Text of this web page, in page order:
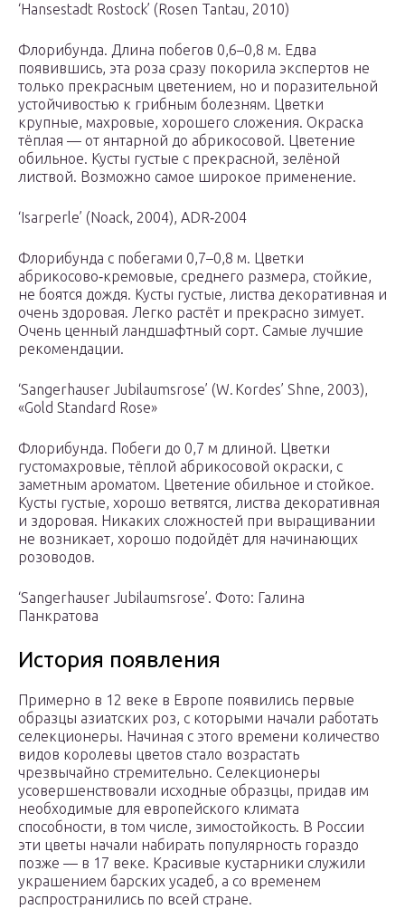
‘Hansestadt Rostock’ (Rosen Tantau, 2010)
Флорибунда. Длина побегов 0,6–0,8 м. Едва
появившись, эта роза сразу покорила экспертов не
только прекрасным цветением, но и поразительной
устойчивостью к грибным болезням. Цветки
крупные, махровые, хорошего сложения. Окраска
тёплая — от янтарной до абрикосовой. Цветение
обильное. Кусты густые с прекрасной, зелёной
листвой. Возможно самое широкое применение.
‘Isarperle’ (Noack, 2004), ADR‑2004
Флорибунда с побегами 0,7–0,8 м. Цветки
абрикосово‑кремовые, среднего размера, стойкие,
не боятся дождя. Кусты густые, листва декоративная и
очень здоровая. Легко растёт и прекрасно зимует.
Очень ценный ландшафтный сорт. Самые лучшие
рекомендации.
‘Sangerhauser Jubilaumsrose’ (W. Kordes’ Shne, 2003),
«Gold Standard Rose»
Флорибунда. Побеги до 0,7 м длиной. Цветки
густомахровые, тёплой абрикосовой окраски, с
заметным ароматом. Цветение обильное и стойкое.
Кусты густые, хорошо ветвятся, листва декоративная
и здоровая. Никаких сложностей при выращивании
не возникает, хорошо подойдёт для начинающих
розоводов.
‘Sangerhauser Jubilaumsrose’. Фото: Галина
Панкратова
История появления
Примерно в 12 веке в Европе появились первые
образцы азиатских роз, с которыми начали работать
селекционеры. Начиная с этого времени количество
видов королевы цветов стало возрастать
чрезвычайно стремительно. Селекционеры
усовершенствовали исходные образцы, придав им
необходимые для европейского климата
способности, в том числе, зимостойкость. В России
эти цветы начали набирать популярность гораздо
позже — в 17 веке. Красивые кустарники служили
украшением барских усадеб, а со временем
распространились по всей стране.